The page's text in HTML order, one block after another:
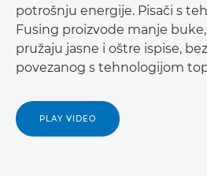
potrošnju energije. Pisači s
Fusing proizvode manje
pružaju jasne i oštre ispise,
povezanog s tehnologijom
PLAY VIDEO